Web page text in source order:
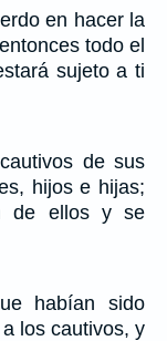
en hacer la
entonces todo el
sujeto a ti
de sus
hijos e hijas;
de ellos y se
habían sido
los cautivos, y